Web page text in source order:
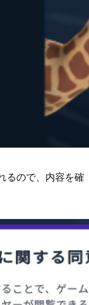
るので、内容を確